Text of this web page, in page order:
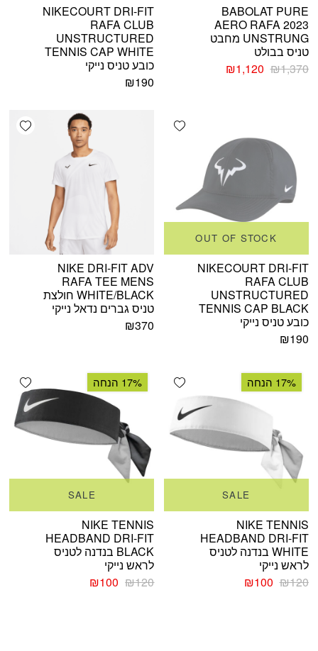
BABOLAT PURE
AERO RAFA 2023
UNSTRUNG מחבט
טניס בבולט
₪1,370
המחיר₪1,120
NIKECOURT DRI-FIT
RAFA CLUB
UNSTRUCTURED
TENNIS CAP WHITE
כובע טניס נייקי
₪190
Add wishlist
OUT OF STOCK
NIKECOURT DRI-FIT
RAFA CLUB
UNSTRUCTURED
TENNIS CAP BLACK
כובע טניס נייקי
₪190
NIKE DRI-FIT ADV
RAFA TEE MENS
WHITE/BLACK חולצת
טניס גברים נדאל נייקי
₪370
Add wishlist 17% הנחה
SALE
NIKE TENNIS
HEADBAND DRI-FIT
WHITE בנדנה לטניס
לראש נייקי
₪120
המחיר
₪100
17% הנחה
SALE
NIKE TENNIS
HEADBAND DRI-FIT
BLACK בנדנה לטניס
לראש נייקי
₪120
המחיר
₪100 המחיר